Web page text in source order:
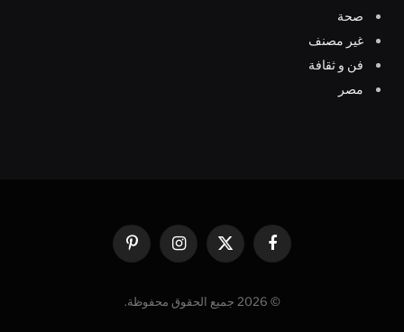
صحة
غير مصنف
فن و ثقافة
مصر
فيسبوك
X
(Twitter)
الانستغرامبينتيريست
© 2026 جميع الحقوق محفوظة.